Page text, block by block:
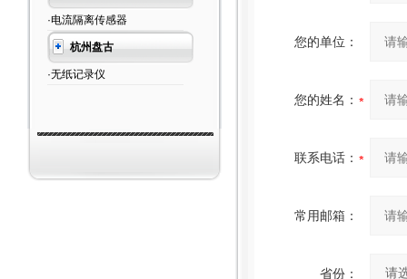
·电流隔离传感器
杭州盘古
·无纸记录仪
您的单位：
您的姓名：
联系电话：
常用邮箱：
省份：